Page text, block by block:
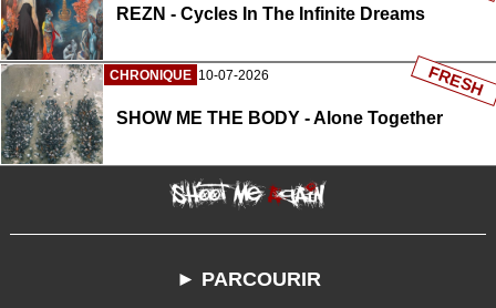
REZN - Cycles In The Infinite Dreams
CHRONIQUE 10-07-2026
SHOW ME THE BODY - Alone Together
FRESH
► PARCOURIR